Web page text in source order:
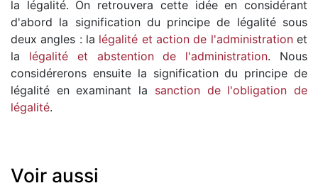
la légalité. On retrouvera cette idée en considérant
d'abord la signification du principe de légalité sous
deux angles : la légalité et action de l'administrationet
la légalité et abstention de l'administration. Nous
considérerons ensuite la signification du principe de
légalité en examinant la sanction de l'obligation de
légalité.
Voir aussi